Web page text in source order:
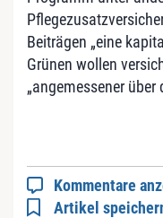
Beiträgen „eine
Grünen wollen
„angemessener über
Kommentare
Artikel